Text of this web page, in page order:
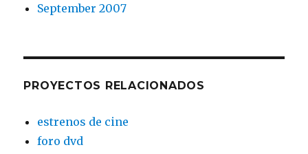
September 2007
PROYECTOS RELACIONADOS
estrenos de cine
foro dvd